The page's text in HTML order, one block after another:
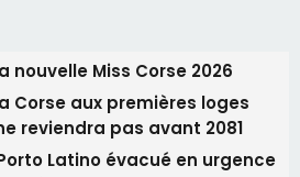
au faux vendeur de